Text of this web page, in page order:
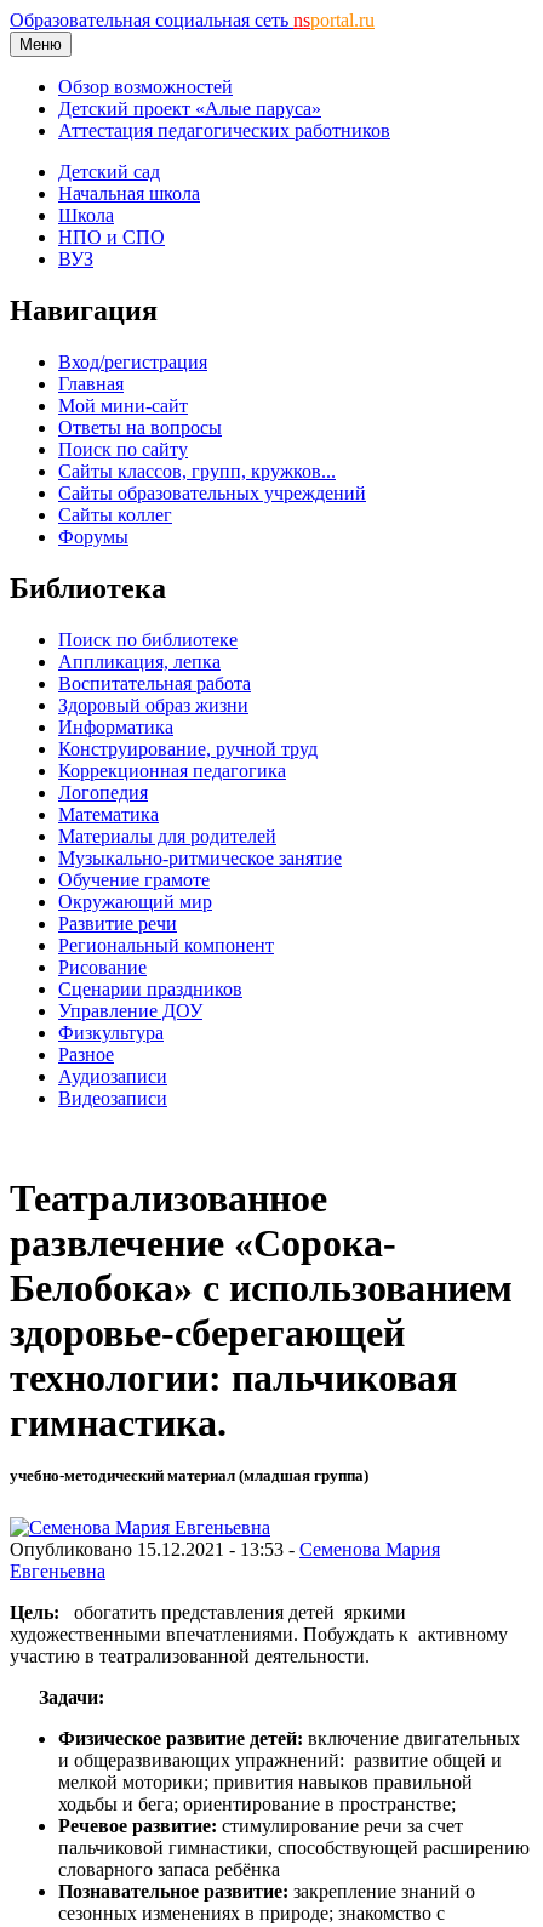
Образовательная социальная сеть nsportal.ru
Меню
Обзор возможностей
Детский проект «Алые паруса»
Аттестация педагогических работников
Детский сад
Начальная школа
Школа
НПО и СПО
ВУЗ
Навигация
Вход/регистрация
Главная
Мой мини-сайт
Ответы на вопросы
Поиск по сайту
Сайты классов, групп, кружков...
Сайты образовательных учреждений
Сайты коллег
Форумы
Библиотека
Поиск по библиотеке
Аппликация, лепка
Воспитательная работа
Здоровый образ жизни
Информатика
Конструирование, ручной труд
Коррекционная педагогика
Логопедия
Математика
Материалы для родителей
Музыкально-ритмическое занятие
Обучение грамоте
Окружающий мир
Развитие речи
Региональный компонент
Рисование
Сценарии праздников
Управление ДОУ
Физкультура
Разное
Аудиозаписи
Видеозаписи
Театрализованное
развлечение «Сорока-
Белобока» с использованием
здоровье-сберегающей
технологии: пальчиковая
гимнастика.
учебно-методический материал (младшая группа)
Опубликовано 15.12.2021 - 13:53 - Семенова Мария
Евгеньевна
Цель: обогатить представления детей яркими
художественными впечатлениями. Побуждать к активному
участию в театрализованной деятельности.
Задачи:
Физическое развитие детей: включение двигательных
и общеразвивающих упражнений: развитие общей и
мелкой моторики; привития навыков правильной
ходьбы и бега; ориентирование в пространстве;
Речевое развитие: стимулирование речи за счет
пальчиковой гимнастики, способствующей расширению
словарного запаса ребёнка
Познавательное развитие: закрепление знаний о
сезонных изменениях в природе; знакомство с